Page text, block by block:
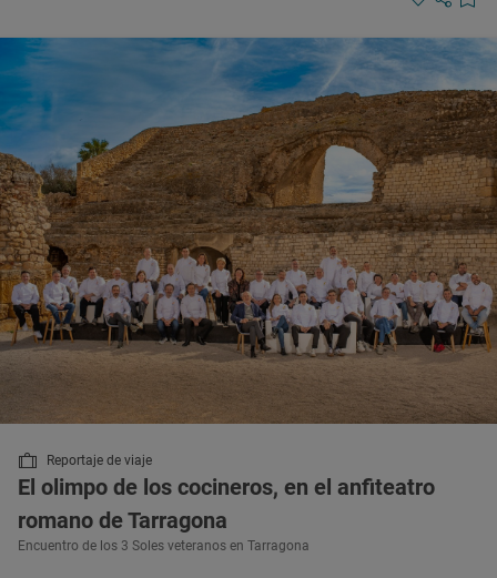
Reportaje de viaje
El olimpo de los cocineros, en el anfiteatro
romano de Tarragona
Encuentro de los 3 Soles veteranos en Tarragona